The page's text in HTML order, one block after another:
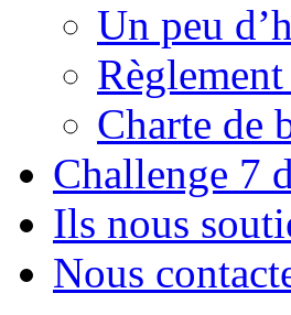
Un peu
Charte de
Challenge 7
Ils nous
Nous